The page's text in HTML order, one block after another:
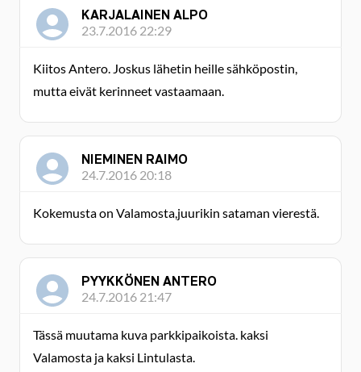
KARJALAINEN ALPO
23.7.2016 22:29
Kiitos Antero. Joskus lähetin heille sähköpostin,
mutta eivät kerinneet vastaamaan.
NIEMINEN RAIMO
24.7.2016 20:18
Kokemusta on Valamosta,juurikin sataman vierestä.
PYYKKÖNEN ANTERO
24.7.2016 21:47
Tässä muutama kuva parkkipaikoista. kaksi
Valamosta ja kaksi Lintulasta.